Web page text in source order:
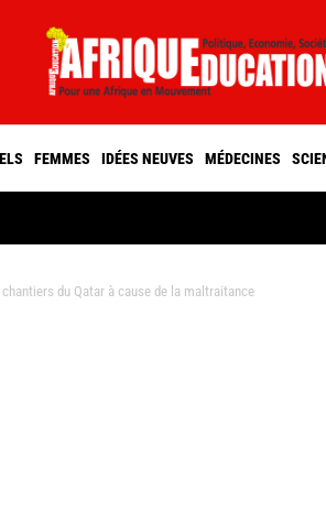
FEMMES IDÉES NEUVES MÉDECINES
chantiers du Qatar à cause de la maltraitance